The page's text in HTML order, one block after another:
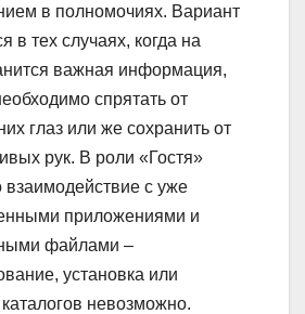
в полномочиях. Вариант
в тех случаях, когда на
важная информация,
спрятать от
глаз или же сохранить от
рук. В роли «Гостя»
взаимодействие с уже
приложениями и
файлами –
установка или
невозможно.